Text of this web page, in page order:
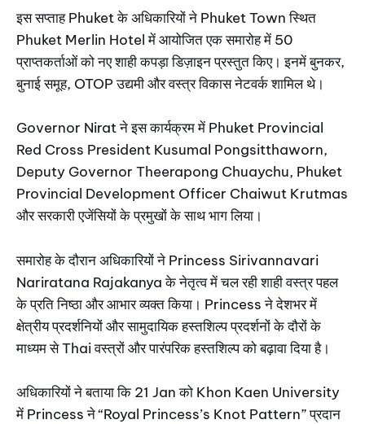
इस सप्ताह Phuket के अधिकारियों ने Phuket Town स्थित
Phuket Merlin Hotel में आयोजित एक समारोह में 50
प्राप्तकर्ताओं को नए शाही कपड़ा डिज़ाइन प्रस्तुत किए। इनमें बुनकर,
बुनाई समूह, OTOP उद्यमी और वस्त्र विकास नेटवर्क शामिल थे।
Governor Nirat ने इस कार्यक्रम में Phuket Provincial
Red Cross President Kusumal Pongsitthaworn,
Deputy Governor Theerapong Chuaychu, Phuket
Provincial Development Officer Chaiwut Krutmas
और सरकारी एजेंसियों के प्रमुखों के साथ भाग लिया।
समारोह के दौरान अधिकारियों ने Princess Sirivannavari
Nariratana Rajakanya के नेतृत्व में चल रही शाही वस्त्र पहल
के प्रति निष्ठा और आभार व्यक्त किया। Princess ने देशभर में
क्षेत्रीय प्रदर्शनियों और सामुदायिक हस्तशिल्प प्रदर्शनों के दौरों के
माध्यम से Thai वस्त्रों और पारंपरिक हस्तशिल्प को बढ़ावा दिया है।
अधिकारियों ने बताया कि 21 Jan को Khon Kaen University
में Princess ने “Royal Princess’s Knot Pattern” प्रदान